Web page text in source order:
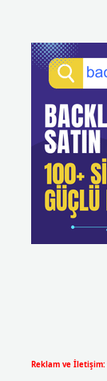
Reklam ve İletişim: